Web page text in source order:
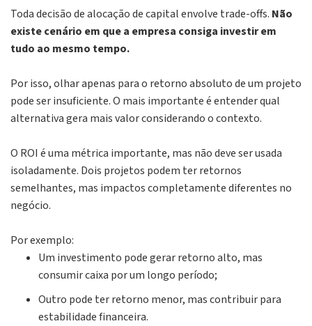
Toda decisão de alocação de capital envolve trade-offs. Não
existe cenário em que a empresa consiga investir em
tudo ao mesmo tempo.
Por isso, olhar apenas para o retorno absoluto de um projeto
pode ser insuficiente. O mais importante éentender qual
alternativa gera mais valor considerando o contexto.
O ROI é uma métrica importante, mas não deve ser usada
isoladamente. Dois projetos podem ter retornos
semelhantes, mas impactos completamente diferentes no
negócio.
Por exemplo:
Um investimento pode gerar retorno alto, mas
consumir caixa por um longo período;
Outro pode ter retorno menor, mas contribuir para
estabilidade financeira.